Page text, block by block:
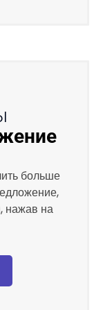
больше
нажав на